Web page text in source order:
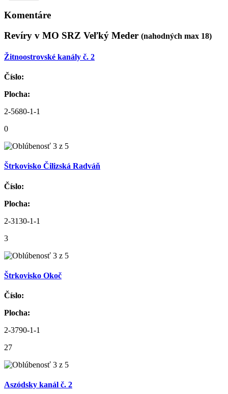
Komentáre
Revíry v MO SRZ Veľký Meder (nahodných max 18)
Žitnoostrovské kanály č. 2
Číslo:
Plocha:
2-5680-1-1
0
Štrkovisko Čilizská Radváň
Číslo:
Plocha:
2-3130-1-1
3
Štrkovisko Okoč
Číslo:
Plocha:
2-3790-1-1
27
Aszódsky kanál č. 2